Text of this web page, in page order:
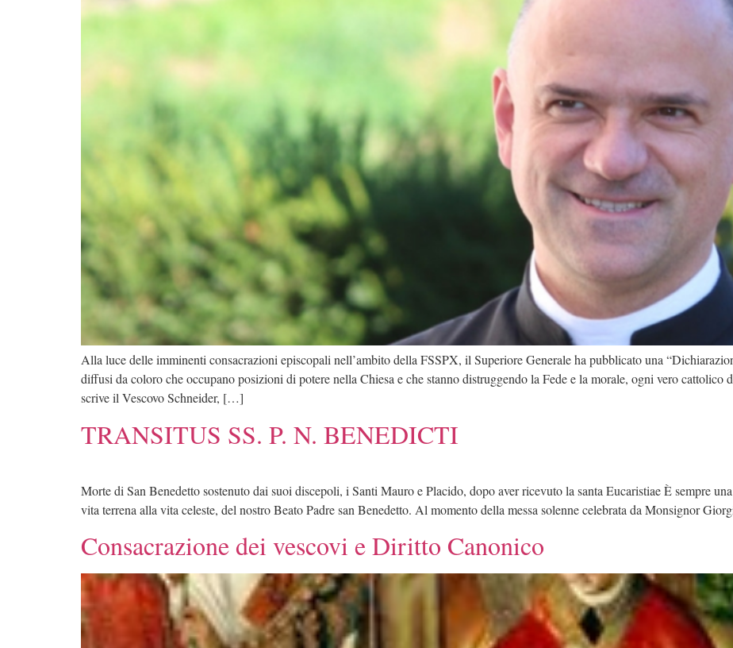
Alla luce delle imminenti consacrazioni episcopali nell’ambito della FSSPX, il Superiore Generale ha pubblicato una
diffusi da coloro che occupano posizioni di potere nella Chiesa e che stanno distruggendo la Fede e la morale, ogni vero cattolico
scrive il Vescovo Schneider, […]
TRANSITUS SS. P. N. BENEDICTI
Morte di San Benedetto sostenuto dai suoi discepoli, i Santi Mauro e Placido, dopo aver ricevuto la santa Eucaristiae È sempre
vita terrena alla vita celeste, del nostro Beato Padre san Benedetto. Al momento della messa solenne celebrata da Monsignor
Consacrazione dei vescovi e Diritto Canonico